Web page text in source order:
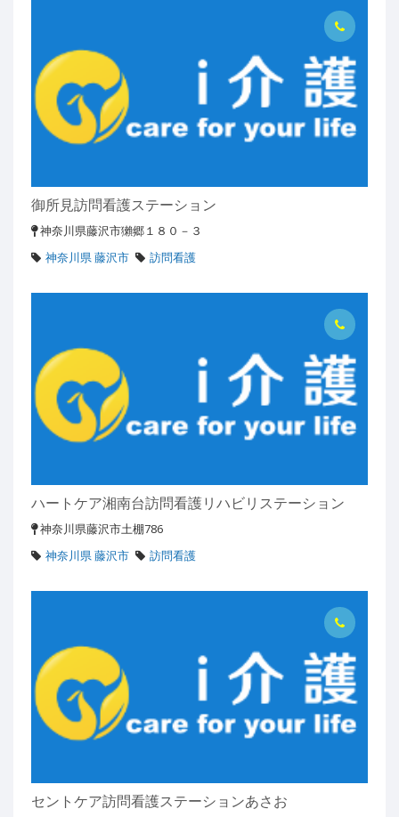
御所見訪問看護ステーション
神奈川県藤沢市獺郷１８０－３
神奈川県 藤沢市
訪問看護
ハートケア湘南台訪問看護リハビリステーション
神奈川県藤沢市土棚786
神奈川県 藤沢市
訪問看護
セントケア訪問看護ステーションあさお